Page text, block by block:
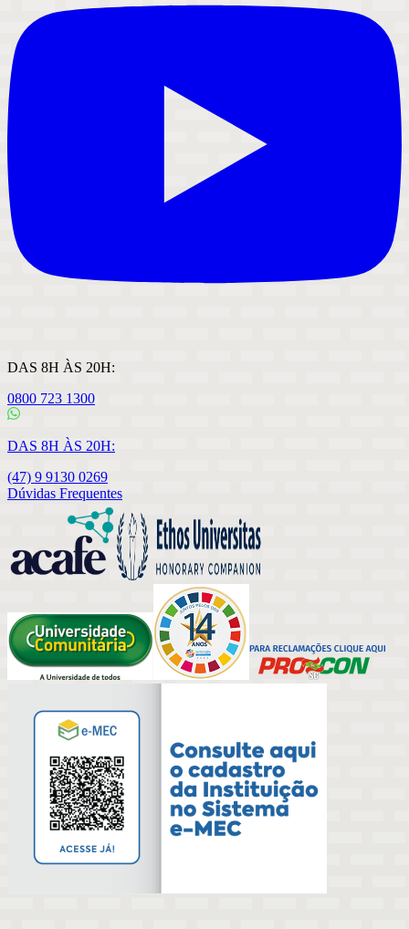
DAS 8H ÀS 20H:
0800 723 1300
DAS 8H ÀS 20H:
(47) 9 9130 0269
Dúvidas Frequentes